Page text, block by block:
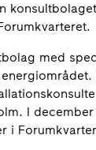
konsultbolaget
med
I
i